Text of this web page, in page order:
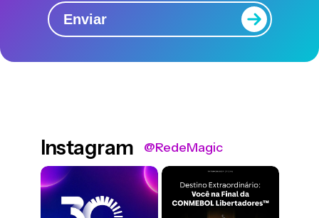
Enviar
Instagram @RedeMagic